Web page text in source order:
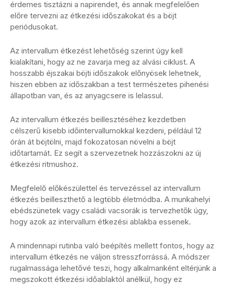
érdemes tisztázni a napirendet, és annak megfelelően
előre tervezni az étkezési időszakokat és a böjt
periódusokat.
Az intervallum étkezést lehetőség szerint úgy kell
kialakítani, hogy az ne zavarja meg az alvási ciklust. A
hosszabb éjszakai böjti időszakok előnyösek lehetnek,
hiszen ebben az időszakban a test természetes pihenési
állapotban van, és az anyagcsere is lelassul.
Az intervallum étkezés beillesztéséhez kezdetben
célszerű kisebb időintervallumokkal kezdeni, például 12
órán át böjtölni, majd fokozatosan növelni a böjt
időtartamát. Ez segít a szervezetnek hozzászokni az új
étkezési ritmushoz.
Megfelelő előkészülettel és tervezéssel az intervallum
étkezés beilleszthető a legtöbb életmódba. A munkahelyi
ebédszünetek vagy családi vacsorák is tervezhetők úgy,
hogy azok az intervallum étkezési ablakba essenek.
A mindennapi rutinba való beépítés mellett fontos, hogy az
intervallum étkezés ne váljon stresszforrássá. A módszer
rugalmassága lehetővé teszi, hogy alkalmanként eltérjünk a
megszokott étkezési időablaktól anélkül, hogy ez